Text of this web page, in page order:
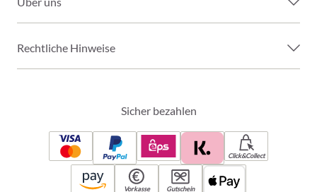
Rechtliche Hinweise
Sicher bezahlen
Click&Collect
Vorkasse Gutschein